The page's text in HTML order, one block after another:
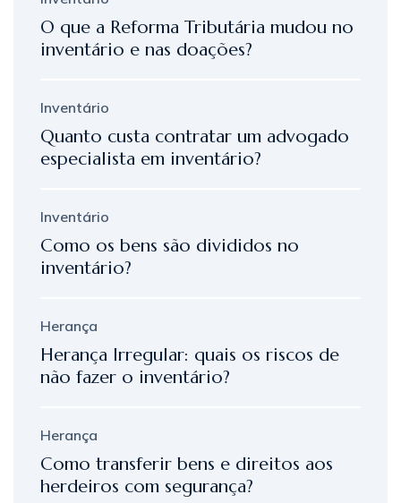
O que a Reforma Tributária mudou no
inventário e nas doações?
Inventário
Quanto custa contratar um advogado
especialista em inventário?
Inventário
Como os bens são divididos no
inventário?
Herança
Herança Irregular: quais os riscos de
não fazer o inventário?
Herança
Como transferir bens e direitos aos
herdeiros com segurança?